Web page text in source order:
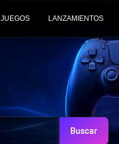
JUEGOS LANZAMIENTOS